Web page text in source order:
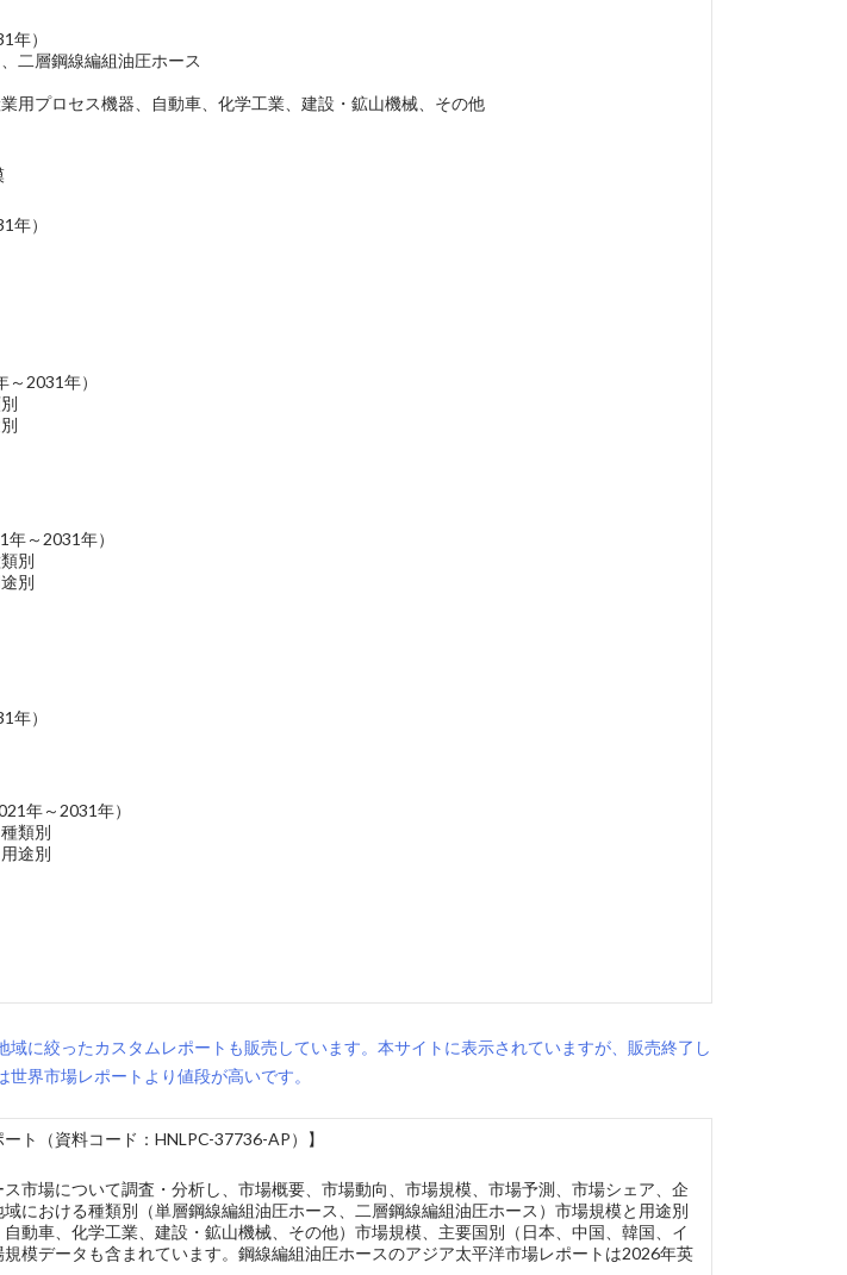
年）
二層鋼線編組油圧ホース
用プロセス機器、自動車、化学工業、建設・鉱山機械、その他
年）
2031年）
～2031年）
別
別
年）
年～2031年）
類別
途別
に絞ったカスタムレポートも販売しています。本サイトに表示されていますが、販売終了し
界市場レポートより値段が高いです。
ト（資料コード：HNLPC-37736-AP）】
市場について調査・分析し、市場概要、市場動向、市場規模、市場予測、市場シェア、企
における種類別（単層鋼線編組油圧ホース、二層鋼線編組油圧ホース）市場規模と用途別
動車、化学工業、建設・鉱山機械、その他）市場規模、主要国別（日本、中国、韓国、イ
模データも含まれています。鋼線編組油圧ホースのアジア太平洋市場レポートは2026年英